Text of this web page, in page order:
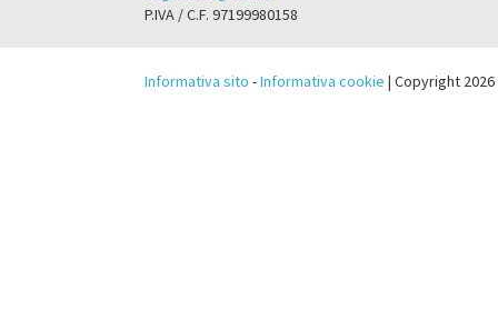
P.IVA / C.F. 97199980158
Informativa sito -Informativa cookie | Copyright